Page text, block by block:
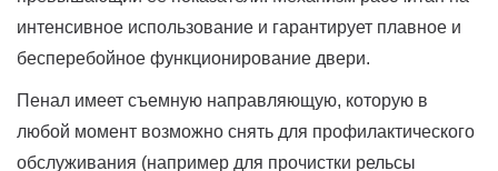
интенсивное использование и гарантирует плавное и
бесперебойное функционирование двери.
Пенал имеет съемную направляющую, которую в
любой момент возможно снять для профилактического
обслуживания (например для прочистки рельсы